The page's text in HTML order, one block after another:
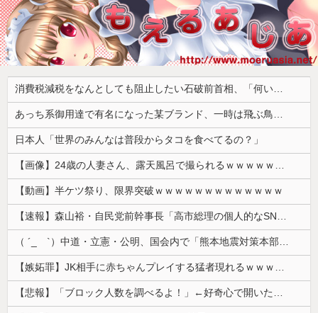
消費税減税をなんとしても阻止したい石破前首相、「何いってんのこいつ」と有権者をドン引きさせるよな屁理屈を……
あっち系御用達で有名になった某ブランド、一時は飛ぶ鳥を落とす勢いだったが今期の業績は……
日本人「世界のみんなは普段からタコを食べてるの？」
【画像】24歳の人妻さん、露天風呂で撮られるｗｗｗｗｗｗｗｗｗｗｗｗｗｗｗｗｗ
【動画】半ケツ祭り、限界突破ｗｗｗｗｗｗｗｗｗｗｗｗｗ
【速報】森山裕・自民党前幹事長「高市総理の個人的なSNS投稿が習近平主席を怒らせた」
（ ´_ゝ`）中道・立憲・公明、国会内で「熊本地震対策本部会議」各省庁からヒアリング・現地から意見聴取「パーティション、人手、宿泊施設の不足や、...
【嫉妬罪】JK相手に赤ちゃんプレイする猛者現れるｗｗｗｗｗ
【悲報】「ブロック人数を調べるよ！」←好奇心で開いたら終わるサイトだった【HotTweets】